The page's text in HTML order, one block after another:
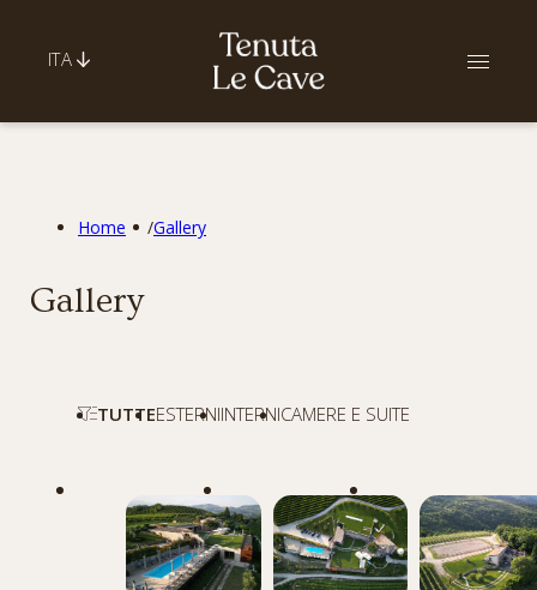
ITA
Home /Gallery
Gallery
TUTTEESTERNIINTERNICAMERE E SUITE